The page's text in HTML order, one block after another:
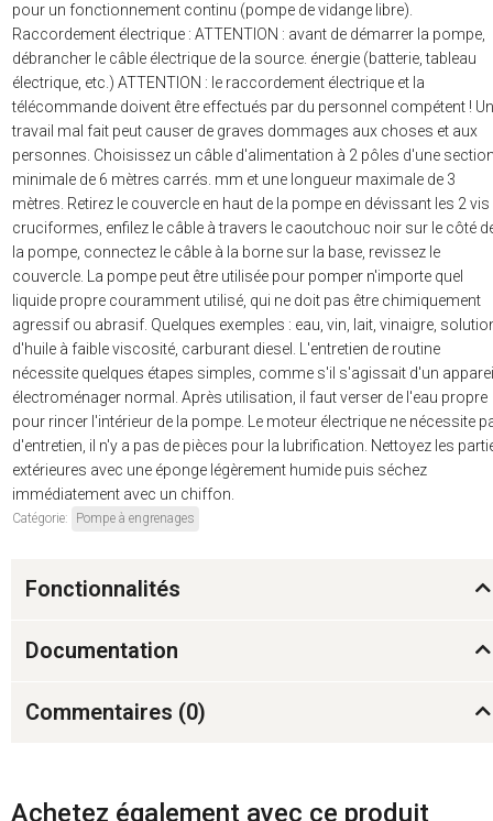
pour un fonctionnement continu (pompe de vidange libre).
Raccordement électrique : ATTENTION : avant de démarrer la pompe,
débrancher le câble électrique de la source. énergie (batterie, tableau
électrique, etc.) ATTENTION : le raccordement électrique et la
télécommande doivent être effectués par du personnel compétent ! Un
travail mal fait peut causer de graves dommages aux choses et aux
personnes. Choisissez un câble d'alimentation à 2 pôles d'une
minimale de 6 mètres carrés. mm et une longueur maximale de 3
mètres. Retirez le couvercle en haut de la pompe en dévissant les 2 vis
cruciformes, enfilez le câble à travers le caoutchouc noir sur le côté
la pompe, connectez le câble à la borne sur la base, revissez le
couvercle. La pompe peut être utilisée pour pomper n'importe quel
liquide propre couramment utilisé, qui ne doit pas être chimiquement
agressif ou abrasif. Quelques exemples : eau, vin, lait, vinaigre,
d'huile à faible viscosité, carburant diesel. L'entretien de routine
nécessite quelques étapes simples, comme s'il s'agissait d'un
électroménager normal. Après utilisation, il faut verser de l'eau propre
pour rincer l'intérieur de la pompe. Le moteur électrique ne nécessite
d'entretien, il n'y a pas de pièces pour la lubrification. Nettoyez les
extérieures avec une éponge légèrement humide puis séchez
immédiatement avec un chiffon.
Catégorie: Pompe à engrenages
Fonctionnalités
Documentation
Commentaires (0)
Achetez également avec ce produit